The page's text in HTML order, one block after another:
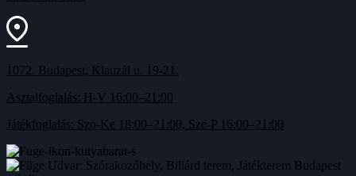
1072. Budapest, Klauzál u. 19-21.
Asztalfoglalás: H-V 16:00–21:00
Játékfoglalás: Szo-Ke 18:00–21:00, Sze-P 16:00–21:00